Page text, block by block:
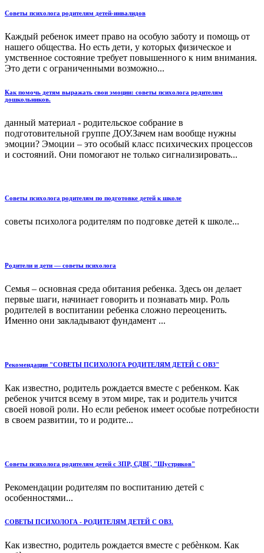
Советы психолога родителям детей-инвалидов
Каждый ребенок имеет право на особую заботу и помощь от
нашего общества. Но есть дети, у которых физическое и
умственное состояние требует повышенного к ним внимания.
Это дети с ограниченными возможно...
Как помочь детям выражать свои эмоции: советы психолога родителям
дошкольников.
данный материал - родительское собрание в
подготовительной группе ДОУ.Зачем нам вообще нужны
эмоции? Эмоции – это особый класс психических процессов
и состояний. Они помогают не только сигнализировать...
Советы психолога родителям по подготовке детей к школе
советы психолога родителям по подговке детей к школе...
Родители и дети — советы психолога
Семья – основная среда обитания ребенка. Здесь он делает
первые шаги, начинает говорить и познавать мир. Роль
родителей в воспитании ребенка сложно переоценить.
Именно они закладывают фундамент ...
Рекомендации "СОВЕТЫ ПСИХОЛОГА РОДИТЕЛЯМ ДЕТЕЙ С ОВЗ"
Как известно, родитель рождается вместе с ребенком. Как
ребенок учится всему в этом мире, так и родитель учится
своей новой роли. Но если ребенок имеет особые потребности
в своем развитии, то и родите...
Советы психолога родителям детей с ЗПР, СДВГ, "Шустриков"
Рекомендации родителям по воспитанию детей с
особенностями...
СОВЕТЫ ПСИХОЛОГА - РОДИТЕЛЯМ ДЕТЕЙ С ОВЗ.
Как известно, родитель рождается вместе с ребѐнком. Как